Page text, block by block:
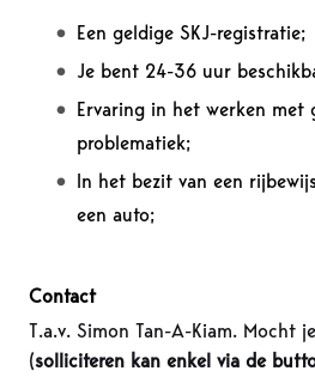
Een geldige SKJ-registratie;
Je bent 24-36 uur
Ervaring in het werken met
problematiek;
In het bezit van een
een auto;
Contact
T.a.v. Simon Tan-A-Kiam. Mocht
(solliciteren kan enkel via de